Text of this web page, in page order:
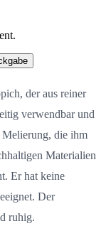
der aus reiner
verwendbar und
Melierung, die ihm
Materialien
Er hat keine
Der
ruhig.